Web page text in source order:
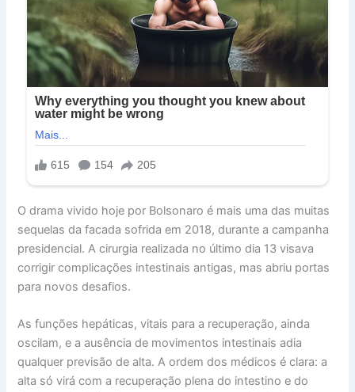
O drama vivido hoje por Bolsonaro é mais uma das muitas
sequelas da facada sofrida em 2018, durante a campanha
presidencial. A cirurgia realizada no último dia 13 visava
corrigir complicações intestinais antigas, mas abriu portas
para novos desafios.
As funções hepáticas, vitais para a recuperação, ainda
oscilam, e a ausência de movimentos intestinais adia
qualquer previsão de alta. A ordem dos médicos é clara: a
alta só virá com a recuperação plena do intestino e do